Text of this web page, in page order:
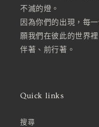
不滅的燈。
因為你們的出現，每
願我們在彼此的世界
伴著、前行著。
Quick links
搜尋